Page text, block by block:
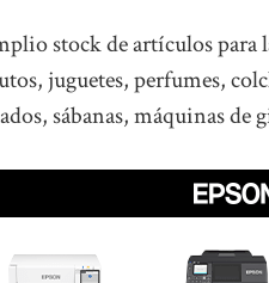
stock de artículos para
juguetes, perfumes,
sábanas, máquinas de